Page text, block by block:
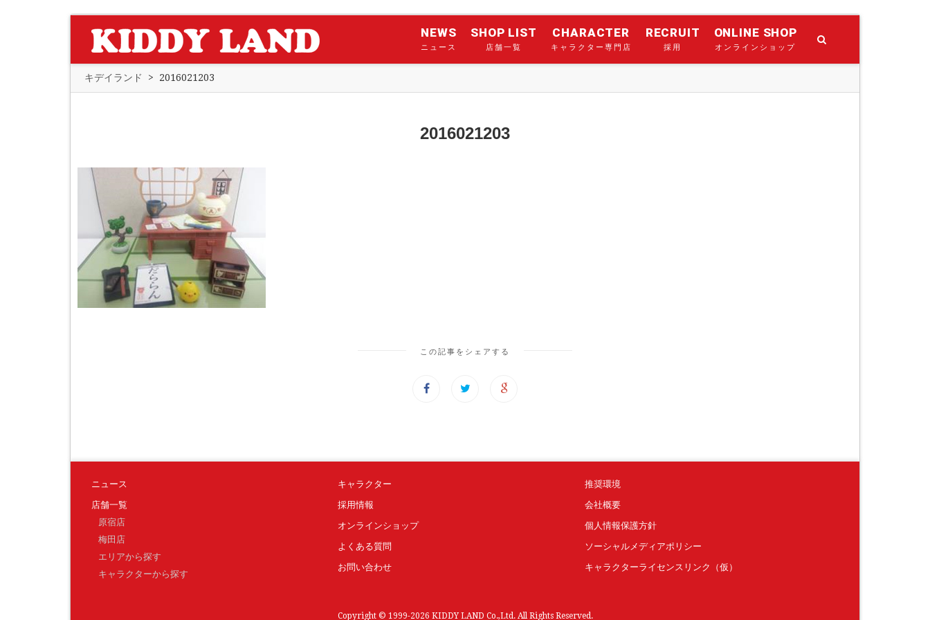
NEWS
ニュース
SHOP LIST
店舗一覧
CHARACTER
キャラクター専門店
RECRUIT
採用
ONLINE SHOP
オンラインショップ
キデイランド > 2016021203
2016021203
この記事をシェアする
ニュース
店舗一覧
原宿店
梅田店
エリアから探す
キャラクターから探す
キャラクター
採用情報
オンラインショップ
よくある質問
お問い合わせ
推奨環境
会社概要
個人情報保護方針
ソーシャルメディアポリシー
キャラクターライセンスリンク（仮）
Copyright © 1999-2026 KIDDY LAND Co.,Ltd. All Rights Reserved.